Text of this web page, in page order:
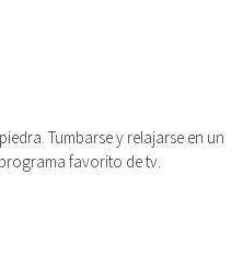
Tumbarse y relajarse en un
favorito de tv.